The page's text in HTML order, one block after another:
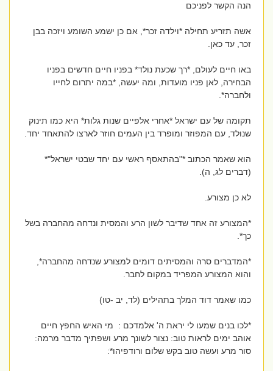
הנה הקשר לפניכם
אשה תזריע תחילה *וילדה זכר*, אם כן ישמע השומע ויזכה בבן
זכר, עד כאן.
באו חיים לעולם, *רך שכעת נולד* בפניו חיים חדשים בפניו
הבחירה, לאן פניו מועדות, ומה יעשה, *במה יתרום לחייו
ולחברה*.
תקומה של עם ישראל *אחרי אלפיים שנות גלות* היא כמו תינוק
שנולד, עם המפוזר ומופרד בין העמים חוזר לארצו להתאחד יחד.
הוא שאמר הכתוב *"בהתאסף ראשי עם יחד שבטי ישראל"*
(דברים לג, ה).
לא כן מצורע.
*המצורע זה אחד שדיבר לשון הרע והמסית ונדחה מהחברה בשל
כך*.
*המדברים סרה והמסיתים דומים למצורע שנדחה מהחברה*,
והוא המצורע המפריד במקום לחבר.
כמו שאמר דוד המלך בתהילים (לד, יב -טו)
*לכו בנים שמעו לי יראת ה' אלמדכם : מי האיש החפץ חיים
אוהב ימים לראות טוב: נצור לשונך מרע ושפתיך מדבר מרמה:
סור מרע ועשה טוב בקש שלום ורודפיהו*: